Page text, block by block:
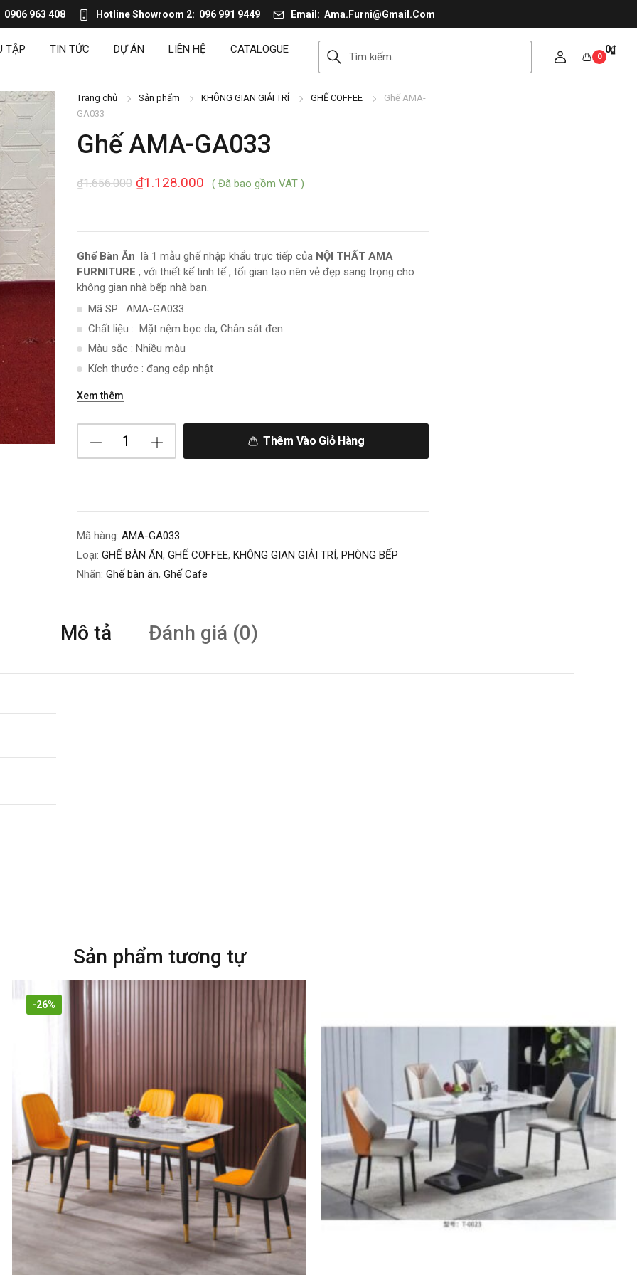
0906 963 408 Hotline Showroom 2 096 991 9449 Email Ama.Furni@Gmail.Com
TẬP TIN TỨC DỰ ÁN LIÊN HỆ CATALOGUE 0₫
0
Trang chủ Sản phẩm KHÔNG GIAN GIẢI TRÍ GHẾ COFFEE
Ghế AMA-
GA033
Ghế AMA-GA033
1.656.000
₫ 1.128.000
₫ ( Đã bao gồm VAT )
Ghế Bàn Ăn là 1 mẫu ghế nhập khẩu trực tiếp của NỘI THẤT AMA
FURNITURE , với thiết kế tinh tế , tối gian tạo nên vẻ đẹp sang trọng cho
không gian nhà bếp nhà bạn.
Mã SP : AMA-GA033
Chất liệu : Mặt nệm bọc da, Chân sắt đen.
Màu sắc : Nhiều màu
Kích thước : đang cập nhật
Xem thêm
Thêm Vào Giỏ Hàng
Mã hàng: AMA-GA033
Loại: GHẾ BÀN ĂN, GHẾ COFFEE, KHÔNG GIAN GIẢI TRÍ, PHÒNG BẾP
Nhãn: Ghế bàn ăn, Ghế Cafe
Mô tả Đánh giá (0)
Sản phẩm tương tự
-26%